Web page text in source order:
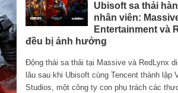
Ubisoft sa thải
nhân viên:
Entertainment và
đều bị ảnh hưởng
Động thái sa thải tại Massive và RedLynx
lâu sau khi Ubisoft cùng Tencent thành lập
Studios, một công ty con phụ trách các